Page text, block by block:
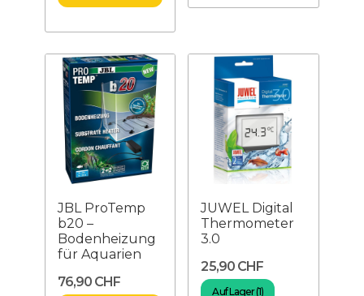
JBL ProTemp
b20 –
Bodenheizung
für Aquarien
76,90 CHF
JUWEL Digital
Thermometer
3.0
25,90 CHF
Auf Lager (1)